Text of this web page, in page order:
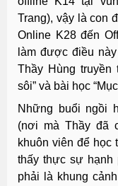
Trang), vậy là con
Online K28 đến
làm được điều
Thầy Hùng
sôi” và bài học
Những buổi ngồi
(nơi mà Thầy đã
khuôn viên để học
thấy thực sự hạnh
phải là khung